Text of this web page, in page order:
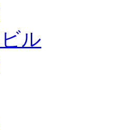
ル